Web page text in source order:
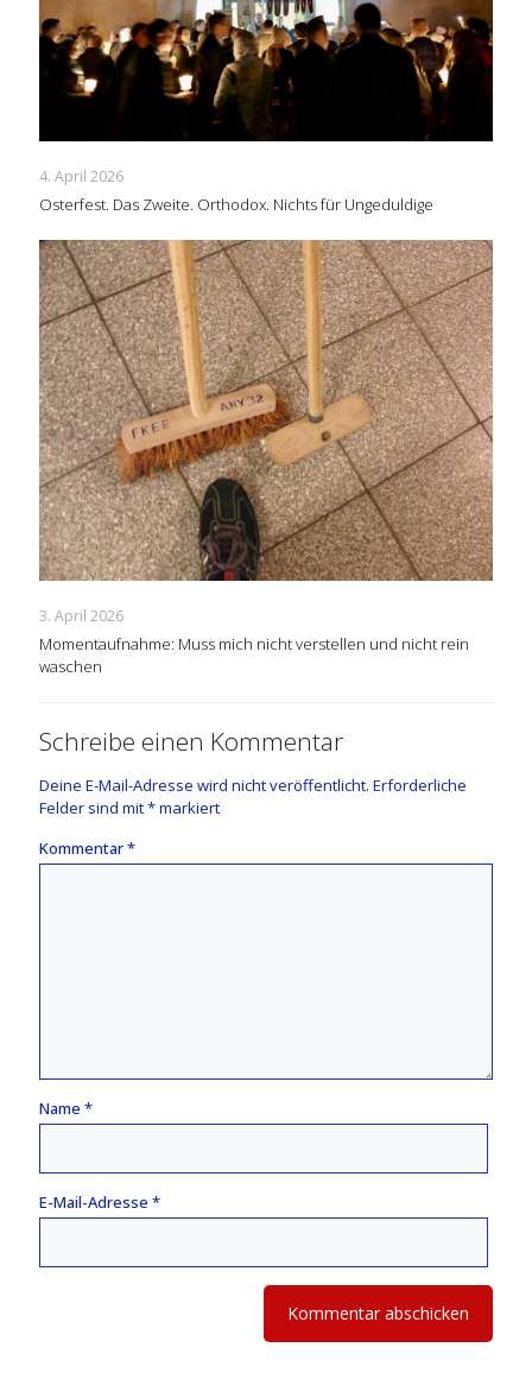
4. April 2026
Osterfest. Das Zweite. Orthodox. Nichts für Ungeduldige
3. April 2026
Momentaufnahme: Muss mich nicht verstellen und nicht rein
waschen
Schreibe einen Kommentar
Deine E-Mail-Adresse wird nicht veröffentlicht. Erforderliche
Felder sind mit*markiert
Kommentar*
Name *
E-Mail-Adresse *